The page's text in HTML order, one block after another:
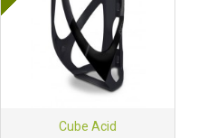
Cube Acid